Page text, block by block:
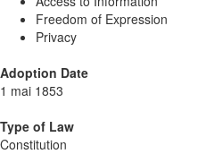
Freedom of Expression
Privacy
Adoption Date
1 mai 1853
Type of Law
Constitution